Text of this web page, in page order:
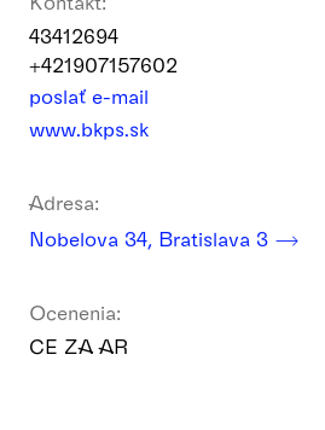
43412694
+421907157602
poslať e-mail
www.bkps.sk
Adresa:
Nobelova 34, Bratislava 3
Ocenenia:
CE ZA AR